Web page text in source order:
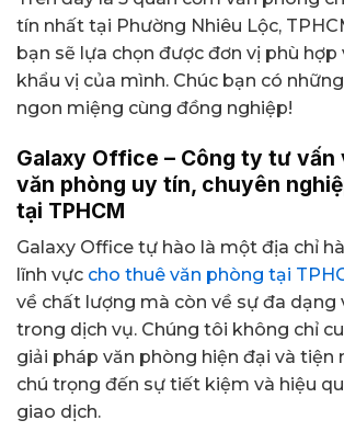
tín nhất tại Phường Nhiêu Lộc,
bạn sẽ lựa chọn được đơn vị phù hợp
khẩu vị của mình. Chúc bạn có
ngon miệng cùng đồng nghiệp!
Galaxy Office – Công ty tư vấn
văn phòng uy tín, chuyên
tại TPHCM
Galaxy Office tự hào là một địa chỉ
lĩnh vực cho thuê văn phòng tại
về chất lượng mà còn về sự đa dạng
trong dịch vụ. Chúng tôi không chỉ
giải pháp văn phòng hiện đại và tiện
chú trọng đến sự tiết kiệm và hiệu
giao dịch.